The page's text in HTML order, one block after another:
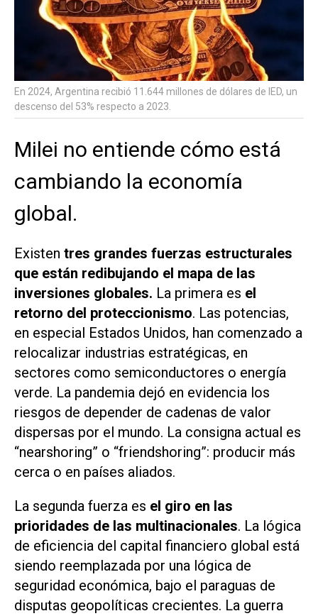
En 2024, Argentina recibió 11.644 millones de dólares de IED, un
descenso del 53% respecto a 2023.
Milei no entiende cómo está
cambiando la economía
global.
Existen tres grandes fuerzas estructurales
que están redibujando el mapa de las
inversiones globales. La primera es el
retorno del proteccionismo. Las potencias,
en especial Estados Unidos, han comenzado a
relocalizar industrias estratégicas, en
sectores como semiconductores o energía
verde. La pandemia dejó en evidencia los
riesgos de depender de cadenas de valor
dispersas por el mundo. La consigna actual es
“nearshoring” o “friendshoring”: producir más
cerca o en países aliados.
La segunda fuerza es el giro en las
prioridades de las multinacionales. La lógica
de eficiencia del capital financiero global está
siendo reemplazada por una lógica de
seguridad económica, bajo el paraguas de
disputas geopolíticas crecientes. La guerra